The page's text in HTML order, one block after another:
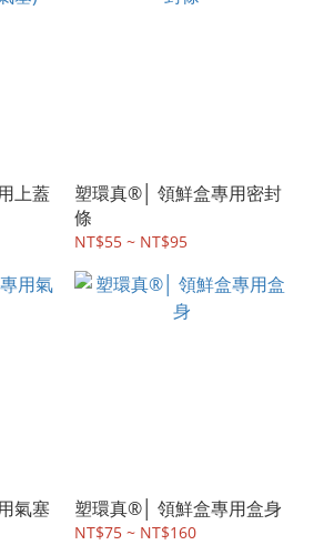
上蓋
塑環真®│ 領鮮盒專用密封
條
NT$55 ~ NT$95
氣塞 塑環真®│ 領鮮盒專用盒身
NT$75 ~ NT$160